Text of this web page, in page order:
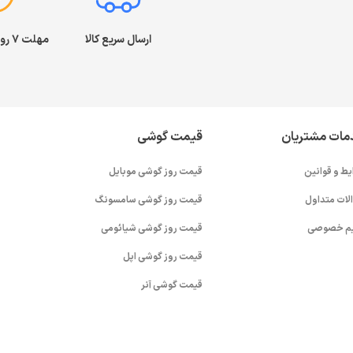
ارسال سریع کالا مهلت ۷ روز بازگشت کالا
مشتریان
و قوانین
متداول
خصوصی
قیمت گوشی
قیمت روز گوشی موبایل
قیمت روز گوشی سامسونگ
قیمت روز گوشی شیائومی
قیمت روز گوشی اپل
قیمت گوشی آنر